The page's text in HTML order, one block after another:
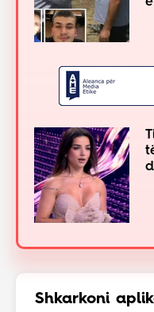
Shkarkoni